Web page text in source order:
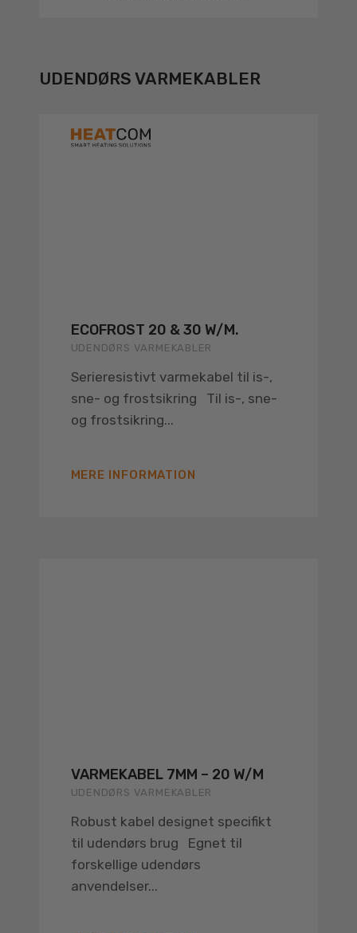
UDENDØRS VARMEKABLER
ECOFROST 20 & 30 W/M.
UDENDØRS VARMEKABLER
Serieresistivt varmekabel til is-,
sne- og frostsikring Til is-, sne-
og frostsikring...
MERE INFORMATION
VARMEKABEL 7MM – 20 W/M
UDENDØRS VARMEKABLER
Robust kabel designet specifikt
til udendørs brug Egnet til
forskellige udendørs
anvendelser...